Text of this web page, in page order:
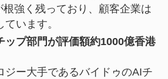
根強く残っており、顧客企業は
います。
ップ部門が評価額約1000億香港
ジー大手であるバイドゥのAIチ